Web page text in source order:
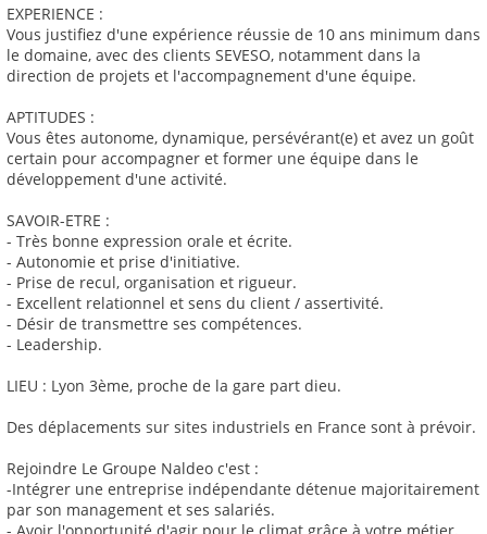
EXPERIENCE :
Vous justifiez d'une expérience réussie de 10 ans minimum dans
le domaine, avec des clients SEVESO, notamment dans la
direction de projets et l'accompagnement d'une équipe.
APTITUDES :
Vous êtes autonome, dynamique, persévérant(e) et avez un goût
certain pour accompagner et former une équipe dans le
développement d'une activité.
SAVOIR-ETRE :
- Très bonne expression orale et écrite.
- Autonomie et prise d'initiative.
- Prise de recul, organisation et rigueur.
- Excellent relationnel et sens du client / assertivité.
- Désir de transmettre ses compétences.
- Leadership.
LIEU : Lyon 3ème, proche de la gare part dieu.
Des déplacements sur sites industriels en France sont à prévoir.
Rejoindre Le Groupe Naldeo c'est :
-Intégrer une entreprise indépendante détenue majoritairement
par son management et ses salariés.